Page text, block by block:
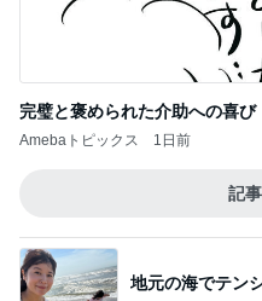
完璧と褒められた介助への喜び
Amebaトピックス 1日前
記
地元の海でテン